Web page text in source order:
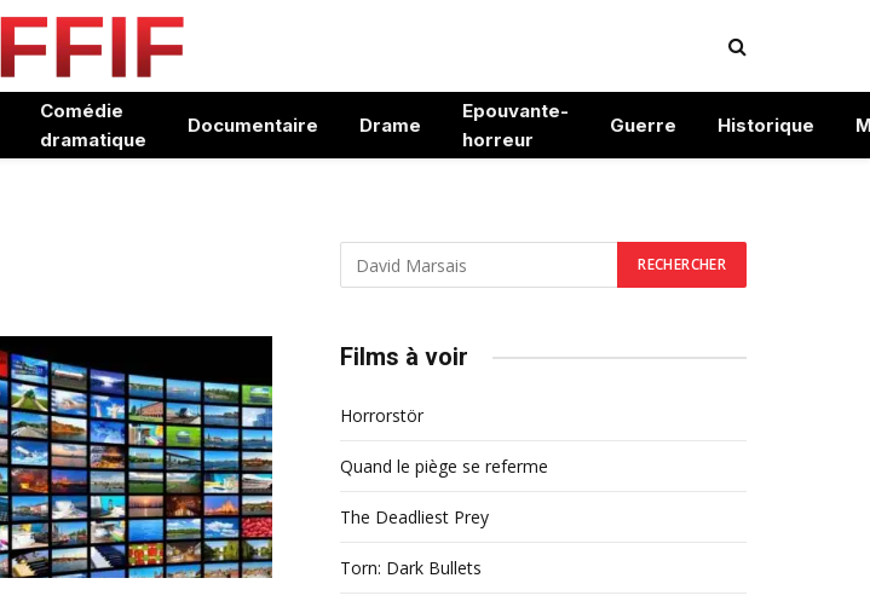
Comédie
dramatique
Documentaire Drame
Epouvante-
horreur
Guerre Historique
Films à voir
Horrorstör
Quand le piège se referme
The Deadliest Prey
Torn: Dark Bullets